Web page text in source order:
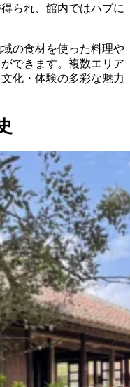
られ、館内ではハブに
の食材を使った料理や
できます。複数エリア
化・体験の多彩な魅力